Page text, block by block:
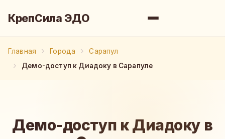
КрепСила ЭДО
Главная Города
Сарапул
Демо-доступ к Диадоку в Сарапуле
Демо-доступ к Диадоку в